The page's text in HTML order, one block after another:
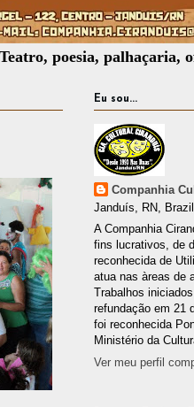
palhaçaria,
Eu sou...
Companhia
Janduís, RN, Brazil
A Companhia
fins lucrativos, de
reconhecida de
atua nas àreas de
Trabalhos
refundação em 21
foi reconhecida
Ministério da
Ver meu perfil